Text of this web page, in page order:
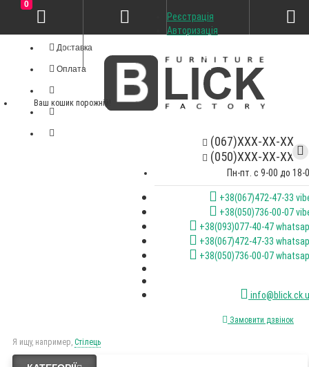
Доставка
Оплата
(067)XXX-XX-XX
(050)XXX-XX-XX
Пн-пт. с 9-00 до 18-
+38(067)472-47-33
+38(050)736-00-07
+38(093)077-40-47
+38(067)472-47-33
+38(050)736-00-07
Замовити дзвінок
Я ищу, например, Стілець
Реєстрація
Авторизація
0
Ваш кошик порожній!